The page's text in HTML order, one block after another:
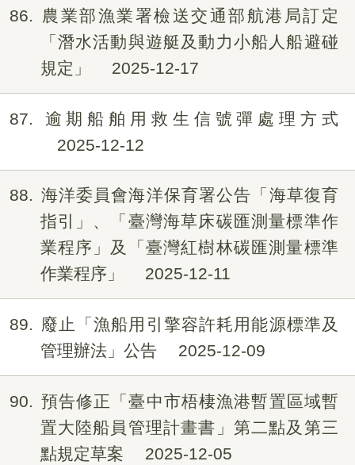
86
農業部漁業署檢送交通部航港局訂定
「潛水活動與遊艇及動力小船人船避碰
規定」
2025-12-17
87
逾期船舶用救生信號彈處理方式
2025-12-12
88
海洋委員會海洋保育署公告「海草復育
指引」、「臺灣海草床碳匯測量標準作
業程序」及「臺灣紅樹林碳匯測量標準
作業程序」
2025-12-11
89
廢止「漁船用引擎容許耗用能源標準及
管理辦法」公告
2025-12-09
90
預告修正「臺中市梧棲漁港暫置區域暫
置大陸船員管理計畫書」第二點及第三
點規定草案
2025-12-05